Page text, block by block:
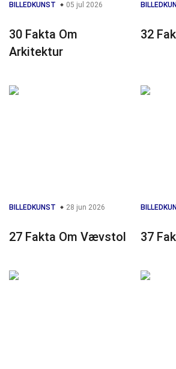
BILLEDKUNST 05 jul 2026
30 Fakta Om
Arkitektur
32
BILLEDKUNST 28 jun 2026
27 Fakta Om Vævstol 37